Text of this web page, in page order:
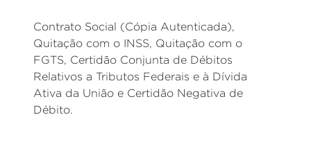
Contrato Social (Cópia Autenticada),
Quitação com o INSS, Quitação com o
FGTS, Certidão Conjunta de Débitos
Relativos a Tributos Federais e à Dívida
Ativa da União e Certidão Negativa de
Débito.